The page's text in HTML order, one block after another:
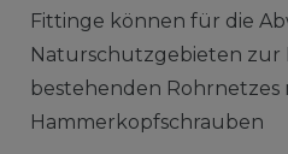
Fittinge können für die
Naturschutzgebieten zur
bestehenden
Hammerkopfschrauben